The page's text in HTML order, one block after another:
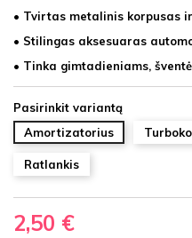
• Tvirtas metalinis korpusas
• Stilingas aksesuaras
• Tinka gimtadieniams,
Pasirinkit variantą
Amortizatorius
Ratlankis
2,50 €